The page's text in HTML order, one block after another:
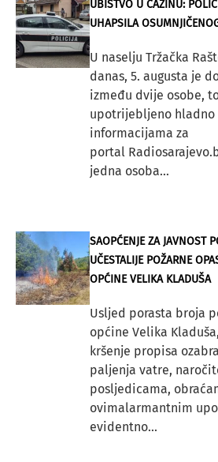
UBISTVO U CAZINU:
UHAPSILA
U naselju Tržačka
danas, 5. augusta je
između dvije osobe,
upotrijebljeno hladno
informacijama za
portal
jedna osoba...
SAOPĆENJE ZA JAVNOST
UČESTALIJE POŽARNE
OPĆINE VELIKA KLADUŠA
Usljed porasta broja
općine Velika
kršenje propisa
paljenja vatre,
posljedicama,
ovimalarmantnim
evidentno...